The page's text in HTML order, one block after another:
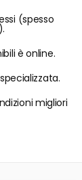
(spesso
è online.
migliori